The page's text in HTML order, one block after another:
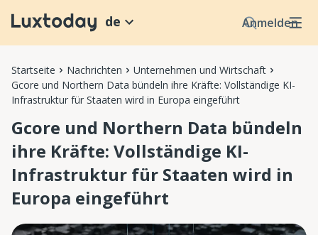
Anmelden
de
Startseite Nachrichten
Unternehmen und Wirtschaft
Gcore und Northern Data bündeln ihre Kräfte: Vollständige KI-
Infrastruktur für Staaten wird in Europa eingeführt
Gcore und Northern Data bündeln
ihre Kräfte: Vollständige KI-
Infrastruktur für Staaten wird in
Europa eingeführt